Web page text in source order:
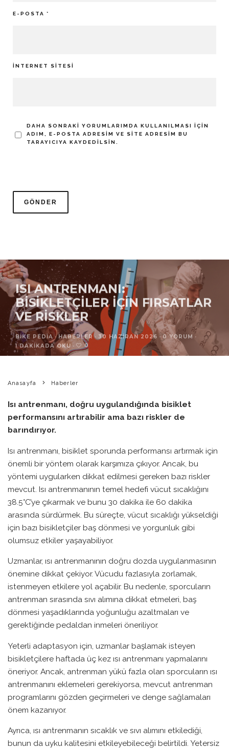
E-POSTA *
İNTERNET SITESI
DAHA SONRAKI YORUMLARIMDA KULLANILMASI IÇIN
ADIM, E-POSTA ADRESIM VE SITE ADRESIM BU
TARAYICIYA KAYDEDILSIN.
ISI ANTRENMANI:
BISIKLETÇILER İÇIN FIRSATLAR
VE RISKLER
BIKE PEDIA · HABERLER 30 HAZIRAN 2026 · 0 YORUM ·
1 DAKIKADA OKU
0
Anasayfa Haberler
Isı antrenmanı, doğru uygulandığında bisiklet
performansını artırabilir ama bazı riskler de
barındırıyor.
Isı antrenmanı, bisiklet sporunda performansı artırmak için
önemli bir yöntem olarak karşımıza çıkıyor. Ancak, bu
yöntemi uygularken dikkat edilmesi gereken bazı riskler
mevcut. Isı antrenmanının temel hedefi vücut sıcaklığını
38.5°C’ye çıkarmak ve bunu 30 dakika ile 60 dakika
arasında sürdürmek. Bu süreçte, vücut sıcaklığı yükseldiği
için bazı bisikletçiler baş dönmesi ve yorgunluk gibi
olumsuz etkiler yaşayabiliyor.
Uzmanlar, ısı antrenmanının doğru dozda uygulanmasının
önemine dikkat çekiyor. Vücudu fazlasıyla zorlamak,
istenmeyen etkilere yol açabilir. Bu nedenle, sporcuların
antrenman sırasında sıvı alımına dikkat etmeleri, baş
dönmesi yaşadıklarında yoğunluğu azaltmaları ve
gerektiğinde pedaldan inmeleri öneriliyor.
Yeterli adaptasyon için, uzmanlar başlamak isteyen
bisikletçilere haftada üç kez ısı antrenmanı yapmalarını
öneriyor. Ancak, antrenman yükü fazla olan sporcuların ısı
antrenmanını eklemeleri gerekiyorsa, mevcut antrenman
programlarını gözden geçirmeleri ve denge sağlamaları
önem kazanıyor.
Ayrıca, ısı antrenmanın sıcaklık ve sıvı alımını etkilediği,
bunun da uyku kalitesini etkileyebileceği belirtildi. Yetersiz